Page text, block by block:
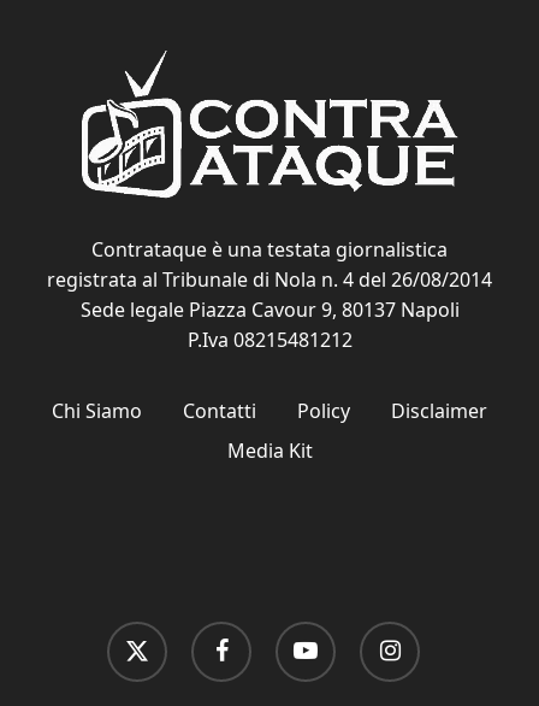
Contrataque è una testata giornalistica
registrata al Tribunale di Nola n. 4 del 26/08/2014
Sede legale Piazza Cavour 9, 80137 Napoli
P.Iva 08215481212
Chi Siamo Contatti Policy
Disclaimer
Media Kit
x-
twitter
facebook youtube instagram